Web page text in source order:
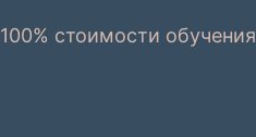
стоимости обучения